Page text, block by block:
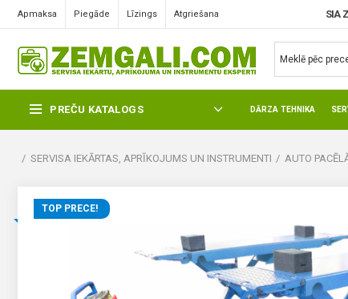
Apmaksa Piegāde Līzings Atgriešana SIA
PREČU KATALOGS DĀRZA TEHNIKA
SERVISA IEKĀRTAS, APRĪKOJUMS UN INSTRUMENTI AUTO
TOP PRECE!